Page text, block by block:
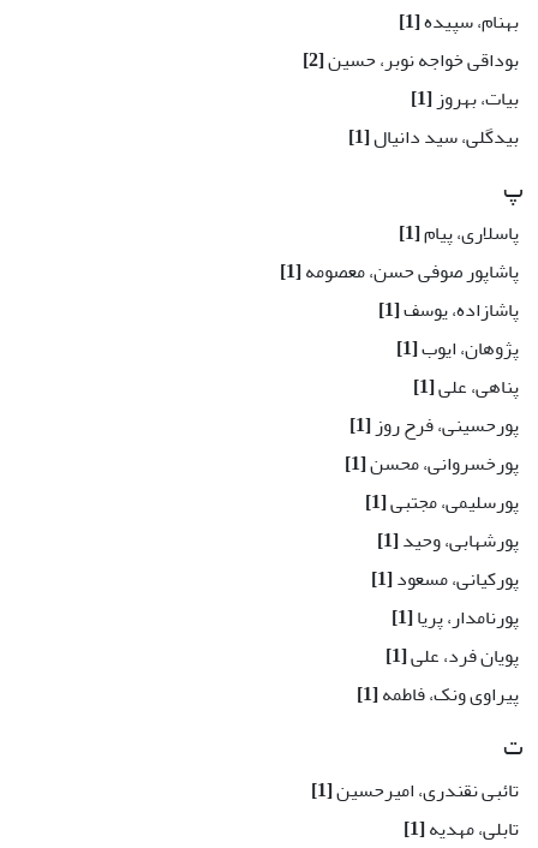
بهنام، سپیده[1]
بوداقی خواجه نوبر، حسین[2]
بیات، بهروز[1]
بیدگلی، سید دانیال[1]
پ
پاسلاری، پیام[1]
پاشاپور صوفی حسن، معصومه[1]
پاشازاده، یوسف[1]
پژوهان، ایوب[1]
پناهی، علی[1]
پورحسینی، فرح روز[1]
پورخسروانی، محسن[1]
پورسلیمی، مجتبی[1]
پورشهابی، وحید[1]
پورکیانی، مسعود[1]
پورنامدار، پریا[1]
پویان فرد، علی[1]
پیراوی ونک، فاطمه[1]
ت
تائبی نقندری، امیرحسین[1]
تابلی، مهدیه[1]